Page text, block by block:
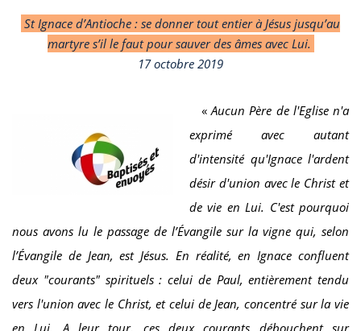
St Ignace d’Antioche : se donner tout entier à Jésus jusqu’au
martyre s’il le faut pour sauver des âmes avec Lui.
17 octobre 2019
«Aucun Père de l'Eglise n'a
exprimé avec autant
d'intensité qu'Ignace l'ardent
désir d'union avec le Christ et
de vie en Lui. C'est pourquoi
nous avons lu le passage de l’Évangile sur la vigne qui, selon
l’Évangile de Jean, est Jésus. En réalité, en Ignace confluent
deux "courants" spirituels : celui de Paul, entièrement tendu
vers l'union avec le Christ, et celui de Jean, concentré sur la vie
en Lui. A leur tour, ces deux courants débouchent sur